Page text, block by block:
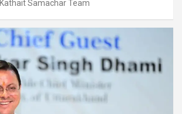
Kathait Samachar Team